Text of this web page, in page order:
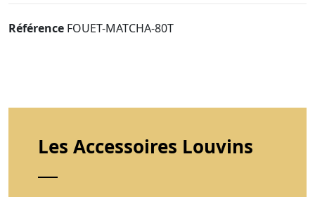
Référence FOUET-MATCHA-80T
Les Accessoires Louvins